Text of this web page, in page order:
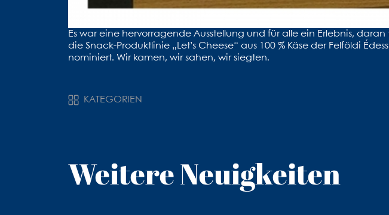
Es war eine hervorragende Ausstellung und für alle ein Erlebnis,
die Snack-Produktlinie „Let’s Cheese“ aus 100 % Käse der Felföldi
nominiert. Wir kamen, wir sahen, wir siegten.
KATEGORIEN
Weitere Neuigkeiten